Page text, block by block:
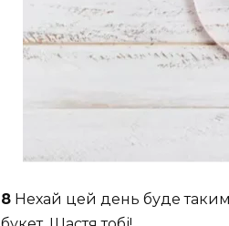
8 Нехай цей день буде